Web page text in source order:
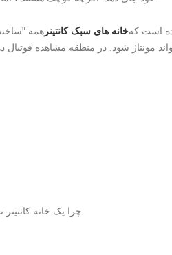
است کهخانه های سبک کانتینر
مونتاژ شود. در منطقه مشاهده
چرا یک خانه